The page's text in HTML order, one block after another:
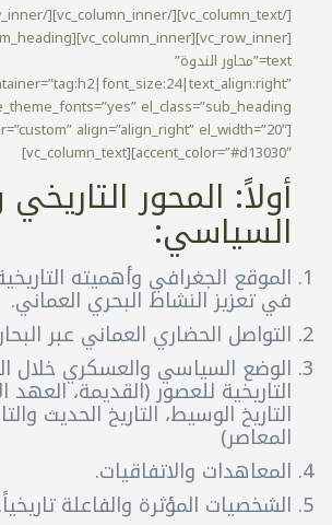
text=”محاور الندوة”
align=”align_right” el_width=”20″
accent_color=”#d13030″][vc_column_text]
أولاً: المحور
السياسي:
الموقع الجغرافي وأهميته
في تعزيز النشاط البحري العماني.
التواصل الحضاري العماني عبر
الوضع السياسي والعسكري خلال
التاريخية للعصور (القديمة، العهد
التاريخ الوسيط، التاريخ الحديث
المعاصر)
المعاهدات والاتفاقيات.
الشخصيات المؤثرة والفاعلة تاريخياً.